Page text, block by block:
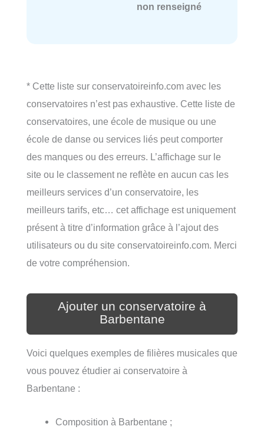
non renseigné
* Cette liste sur conservatoireinfo.com avec les
conservatoires n’est pas exhaustive. Cette liste de
conservatoires, une école de musique ou une
école de danse ou services liés peut comporter
des manques ou des erreurs. L’affichage sur le
site ou le classement ne reflète en aucun cas les
meilleurs services d’un conservatoire, les
meilleurs tarifs, etc… cet affichage est uniquement
présent à titre d’information grâce à l’ajout des
utilisateurs ou du site conservatoireinfo.com. Merci
de votre compréhension.
Ajouter un conservatoire à
Barbentane
Voici quelques exemples de filières musicales que
vous pouvez étudier ai conservatoire à
Barbentane :
Composition à Barbentane ;